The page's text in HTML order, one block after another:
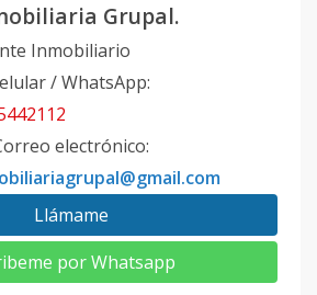
Grupal.
Inmobiliario
/ WhatsApp:
electrónico:
Llámame
por Whatsapp